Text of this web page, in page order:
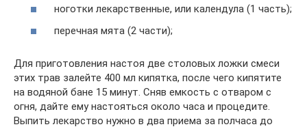
ноготки лекарственные, или календула (1 часть);
перечная мята (2 части);
Для приготовления настоя две столовых ложки смеси
этих трав залейте 400 мл кипятка, после чего кипятите
на водяной бане 15 минут. Сняв емкость с отваром с
огня, дайте ему настояться около часа и процедите.
Выпить лекарство нужно в два приема за полчаса до